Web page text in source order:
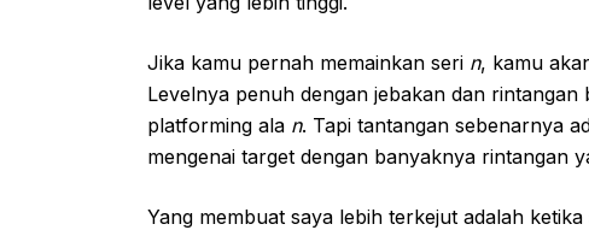
Jika kamu pernah memainkan seri n, kamu
Levelnya penuh dengan jebakan dan
platforming ala n. Tapi tantangan sebenarnya
mengenai target dengan banyaknya rintangan
Yang membuat saya lebih terkejut adalah